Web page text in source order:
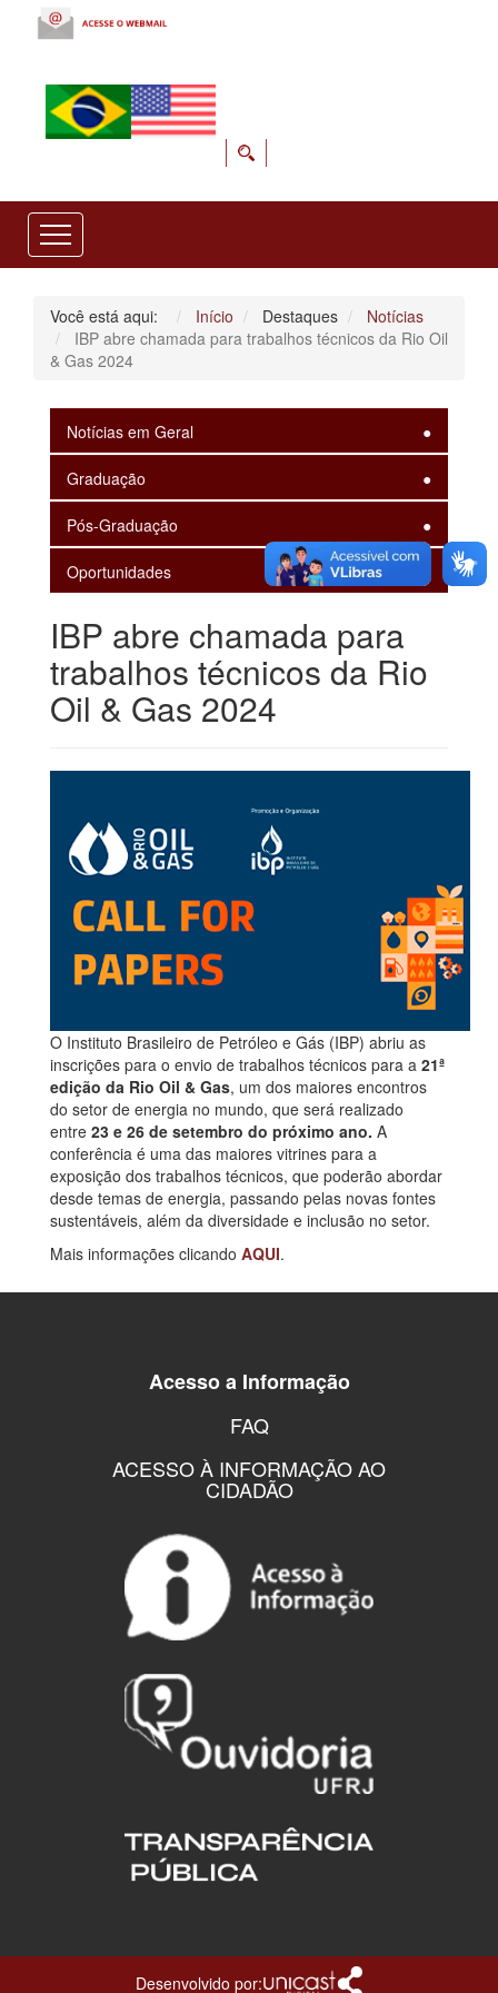
Você está aqui: Início Destaques
Notícias
IBP abre chamada para trabalhos técnicos da Rio Oil
& Gas 2024
Notícias em Geral
Graduação
Pós-Graduação
Oportunidades
IBP abre chamada para
trabalhos técnicos da Rio
Oil & Gas 2024
O Instituto Brasileiro de Petróleo e Gás (IBP) abriu as
inscrições para o envio de trabalhos técnicos para a 21ª
edição da Rio Oil & Gas, um dos maiores encontros
do setor de energia no mundo, que será realizado
entre 23 e 26 de setembro do próximo ano. A
conferência é uma das maiores vitrines para a
exposição dos trabalhos técnicos, que poderão abordar
desde temas de energia, passando pelas novas fontes
sustentáveis, além da diversidade e inclusão no setor.
Mais informações clicando AQUI.
Acesso a Informação
FAQ
ACESSO À INFORMAÇÃO AO
CIDADÃO
Desenvolvido por: